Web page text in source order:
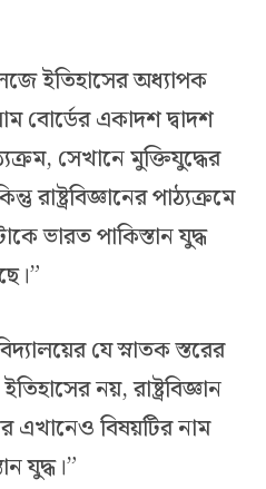
ইতিহাসের অধ্যাপক
বোর্ডের একাদশ দ্বাদশ
সেখানে মুক্তিযুদ্ধের
রাষ্ট্রবিজ্ঞানের পাঠ্যক্রমে
ভারত পাকিস্তান যুদ্ধ
যে স্নাতক স্তরের
নয়, রাষ্ট্রবিজ্ঞান
এখানেও বিষয়টির নাম
যুদ্ধ।”